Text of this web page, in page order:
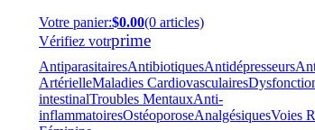
Votre panier:$0.00(0 articles)
Vérifiez votrprime
AntiparasitairesAntibiotiquesAntidépresseurs
ArtérielleMaladies Cardiovasculaires
intestinalTroubles MentauxAnti-
inflammatoiresOstéoporoseAnalgésiquesVoies